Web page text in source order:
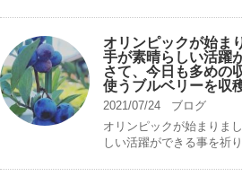
オリンピックが始ま
手が素晴らしい活躍
さて、今日も多めの
使うブルベリーを収
2021/07/24
ブログ
オリンピックが始まりま
しい活躍ができる事を祈